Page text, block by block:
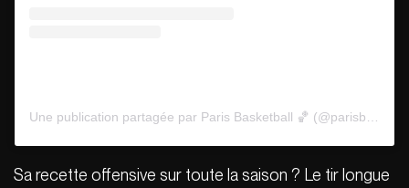
Sa recette offensive sur toute la saison ? Le tir longue